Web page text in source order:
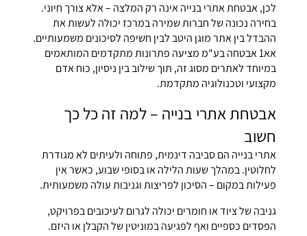
לכן, אבטחת אתרי בנייה אינה רק המלצה – אלא צורך חיוני.
בחירה נכונה של חברות שמירה במרכז יכולה לעשות את
ההבדל בין אתר מוגן היטב לבין חשיפה לסיכונים משמעותיים.
אא1 אבטחה בע"מ מציעה פתרונות מתקדמים המותאמים
במיוחד לאתרים מסוג זה, תוך שילוב בין ניסיון, כוח אדם
מקצועי וטכנולוגיה מתקדמת.
אבטחת אתרי בנייה – למה זה כל כך
חשוב
אתרי בנייה הם סביבה דינמית, פתוחה ולעיתים לא מגודרת
לחלוטין. במהלך שעות הלילה או בסופי שבוע, כאשר אין
פעילות במקום – הסיכון לפריצות וגניבות עולה משמעותית.
גניבה של ציוד או חומרים יכולה לגרום לעיכובים בפרויקט,
הפסדים כספיים ואף לפגיעה במוניטין של הקבלן או היזם.